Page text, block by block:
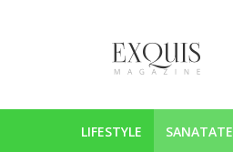
LIFESTYLE SANATATE